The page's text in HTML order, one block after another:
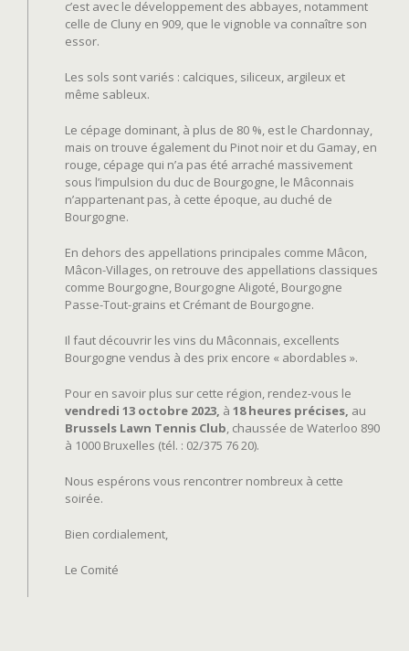
c’est avec le développement des abbayes, notamment
celle de Cluny en 909, que le vignoble va connaître son
essor.
Les sols sont variés : calciques, siliceux, argileux et
même sableux.
Le cépage dominant, à plus de 80 %, est le Chardonnay,
mais on trouve également du Pinot noir et du Gamay, en
rouge, cépage qui n’a pas été arraché massivement
sous l’impulsion du duc de Bourgogne, le Mâconnais
n’appartenant pas, à cette époque, au duché de
Bourgogne.
En dehors des appellations principales comme Mâcon,
Mâcon-Villages, on retrouve des appellations classiques
comme Bourgogne, Bourgogne Aligoté, Bourgogne
Passe-Tout-grains et Crémant de Bourgogne.
Il faut découvrir les vins du Mâconnais, excellents
Bourgogne vendus à des prix encore « abordables ».
Pour en savoir plus sur cette région, rendez-vous le
vendredi 13 octobre 2023, à 18 heures précises, au
Brussels Lawn Tennis Club , chaussée de Waterloo 890
à 1000 Bruxelles (tél. : 02/375 76 20).
Nous espérons vous rencontrer nombreux à cette
soirée.
Bien cordialement,
Le Comité